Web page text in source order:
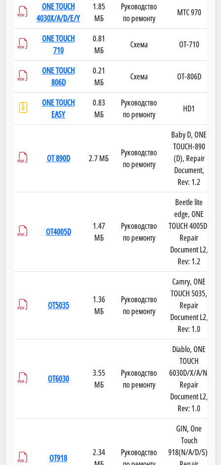
ONE TOUCH
4030X/A/D/E/Y
1.85
МБ
Руководство
по ремонту
МТС 970
ONE TOUCH
710
0.81
МБ
Схема OT-710
ONE TOUCH
806D
0.21
МБ
Схема OT-806D
ONE TOUCH
EASY
0.83
МБ
Руководство
по ремонту
HD1
OT 890D 2.7 МБ
Руководство
по ремонту
Baby D, ONE
TOUCH-890
(D), Repair
Document,
Rev: 1.2
OT4005D
1.47
МБ
Руководство
по ремонту
Beetle lite
edge, ONE
TOUCH 4005D,
Repair
Document L2,
Rev: 1.2
OT5035
1.36
МБ
Руководство
по ремонту
Camry, ONE
TOUCH 5035,
Repair
Document L2,
Rev: 1.0
OT6030
3.55
МБ
Руководство
по ремонту
Diablo, ONE
TOUCH
6030D/X/A/N,
Repair
Document L2,
Rev: 1.0
OT918
2.34
Руководство
GIN, One
Touch
918(N/A/D/S),